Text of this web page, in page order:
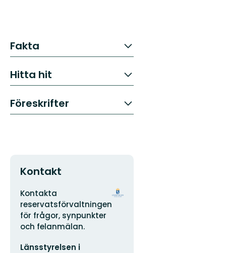
Fakta
Hitta hit
Föreskrifter
Kontakt
Adress
Kontakta
reservatsförvaltningen
för frågor, synpunkter
och felanmälan.
postadress
Länsstyrelsen i
Organisationens